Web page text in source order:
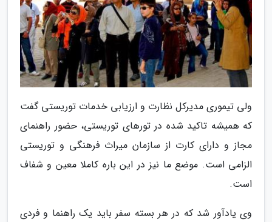
ولی تیموری مدیرکل نظارت و ارزیابی خدمات توریستی گفت
که همیشه تاکید شده در تورهای توریستی، حضور راهنمای
مجاز و دارای کارت از سازمان میراث فرهنگی و توریستی
الزامی است. موضع ما نیز در این باره کاملا معین و شفاف
است.
وی یادآور شد که در هر بسته سفر باید یک راهنما و فردی